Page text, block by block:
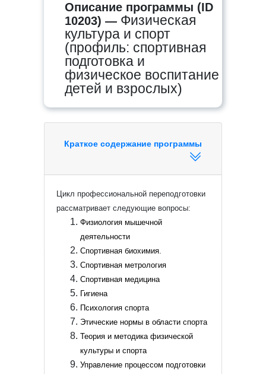
Описание программы (ID
10203) — Физическая
культура и спорт
(профиль: спортивная
подготовка и
физическое воспитание
детей и взрослых)
Краткое содержание программы
Цикл профессиональной переподготовки
рассматривает следующие вопросы:
Физиология мышечной
деятельности
Спортивная биохимия.
Спортивная метрология
Спортивная медицина
Гигиена
Психология спорта
Этические нормы в области спорта
Теория и методика физической
культуры и спорта
Управление процессом подготовки